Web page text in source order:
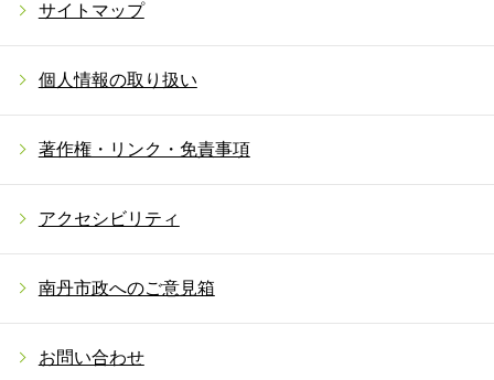
サイトマップ
個人情報の取り扱い
著作権・リンク・免責事項
アクセシビリティ
南丹市政へのご意見箱
お問い合わせ